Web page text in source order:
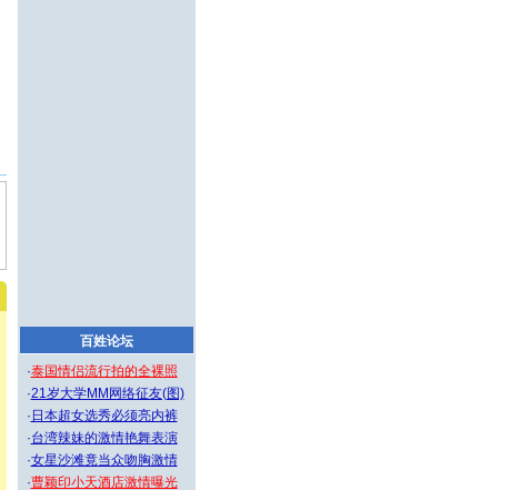
百姓论坛
·泰国情侣流行拍的全裸照
·21岁大学MM网络征友(图)
· 日本超女选秀必须亮内裤
·台湾辣妹的激情艳舞表演
·女星沙滩竟当众吻胸激情
·曹颖印小天酒店激情曝光